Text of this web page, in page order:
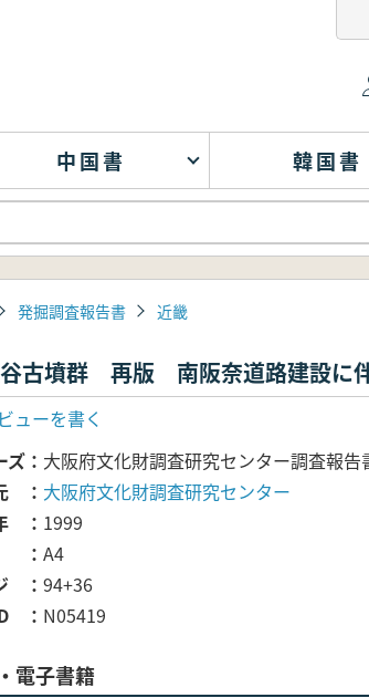
中国書 韓国書
発掘調査報告書 近畿
古墳群 再版 南阪奈道路建設に
ューを書く
ズ
大阪府文化財調査研究センター調査報告
大阪府文化財調査研究センター
1999
A4
94+36
N05419
電子書籍